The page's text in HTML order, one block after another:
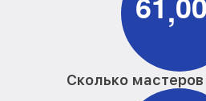
,
Сколько